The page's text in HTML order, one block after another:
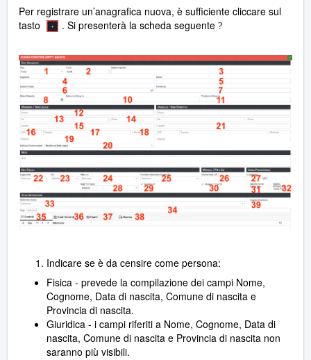
Per registrare un’anagrafica nuova, è sufficiente cliccare sul
tasto
. Si presenterà la scheda seguente ?
Indicare se è da censire come persona:
Fisica - prevede la compilazione dei campi Nome,
Cognome, Data di nascita, Comune di nascita e
Provincia di nascita.
Giuridica - i campi riferiti a Nome, Cognome, Data di
nascita, Comune di nascita e Provincia di nascita non
saranno più visibili.